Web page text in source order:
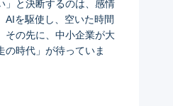
」と決断するのは、感情
AIを駆使し、空いた時間
その先に、中小企業が大
の時代」が待っていま